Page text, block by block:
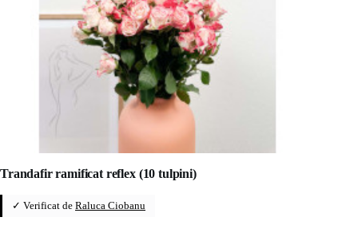
Trandafir ramificat reflex (10 tulpini)
✓ Verificat de Raluca Ciobanu